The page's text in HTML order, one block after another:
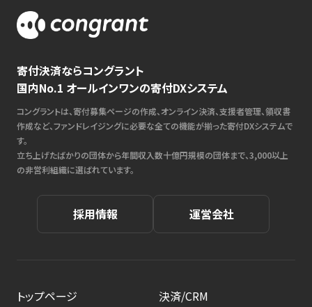
寄付決済ならコングラント
国内No.1 オールインワンの寄付DXシステム
コングラントは、寄付募集ページの作成、オンライン決済、支援者管理、領収書
作成など、ファンドレイジングに必要な全ての機能が揃った寄付DXシステムで
す。
立ち上げたばかりの団体から年間収入数十億円規模の団体まで、3,000以上
の非営利組織に選ばれています。
採用情報 運営会社
トップページ
決済/CRM